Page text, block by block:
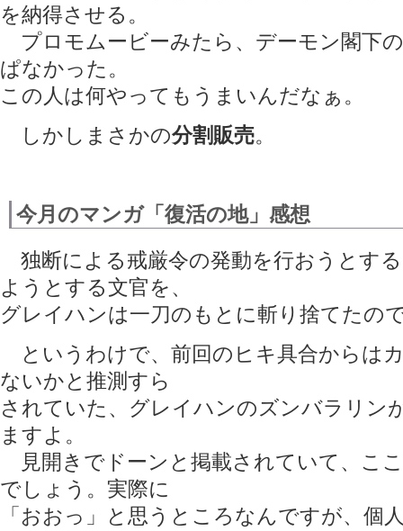
を納得させる。
プロモムービーみたら、デーモン閣下
ぱなかった。
この人は何やってもうまいんだなぁ。
しかしまさかの分割販売。
今月のマンガ「復活の地」感想
独断による戒厳令の発動を行おうとす
ようとする文官を、
グレイハンは一刀のもとに斬り捨てた
というわけで、前回のヒキ具合からは
ないかと推測すら
されていた、グレイハンのズンバラリン
ますよ。
見開きでドーンと掲載されていて、こ
でしょう。実際に
「おおっ」と思うところなんですが、個